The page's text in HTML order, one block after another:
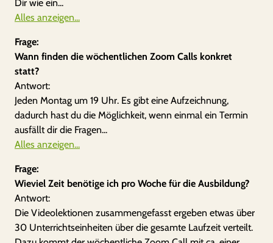
Dir wie ein...
Alles anzeigen...
Frage:
Wann finden die wöchentlichen Zoom Calls konkret
statt?
Antwort:
Jeden Montag um 19 Uhr. Es gibt eine Aufzeichnung,
dadurch hast du die Möglichkeit, wenn einmal ein Termin
ausfällt dir die Fragen...
Alles anzeigen...
Frage:
Wieviel Zeit benötige ich pro Woche für die Ausbildung?
Antwort:
Die Videolektionen zusammengefasst ergeben etwas über
30 Unterrichtseinheiten über die gesamte Laufzeit verteilt.